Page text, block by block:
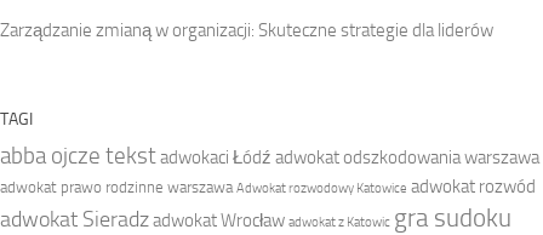
Zarządzanie zmianą w organizacji: Skuteczne strategie dla liderów
TAGI
abba ojcze tekstadwokaci Łódź adwokat odszkodowania warszawa
adwokat prawo rodzinne warszawa Adwokat rozwodowy Katowice adwokat rozwód
adwokat Sieradzadwokat Wrocław adwokat z Katowic gra sudoku